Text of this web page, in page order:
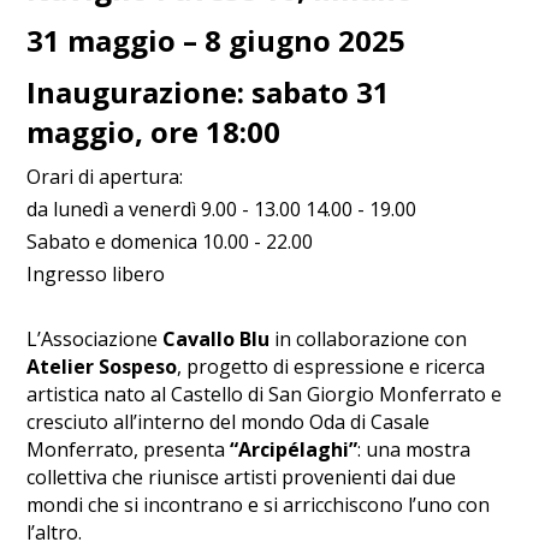
31 maggio – 8 giugno 2025
Inaugurazione: sabato 31
maggio, ore 18:00
Orari di apertura:
da lunedì a venerdì 9.00 - 13.00 14.00 - 19.00
Sabato e domenica 10.00 - 22.00
Ingresso libero
L’Associazione Cavallo Blu in collaborazione con
Atelier Sospeso, progetto di espressione e ricerca
artistica nato al Castello di San Giorgio Monferrato e
cresciuto all’interno del mondo Oda di Casale
Monferrato, presenta“Arcipélaghi”: una mostra
collettiva che riunisce artisti provenienti dai due
mondi che si incontrano e si arricchiscono l’uno con
l’altro.